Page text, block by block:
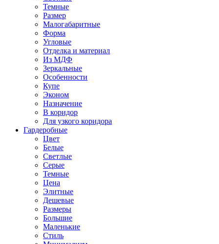
Темные
Размер
Малогабаритные
Форма
Угловые
Отделка и материал
Из МДФ
Зеркальные
Особенности
Купе
Эконом
Назначение
В коридор
Для узкого коридора
Гардеробные
Цвет
Белые
Светлые
Серые
Темные
Цена
Элитные
Дешевые
Размеры
Большие
Маленькие
Стиль